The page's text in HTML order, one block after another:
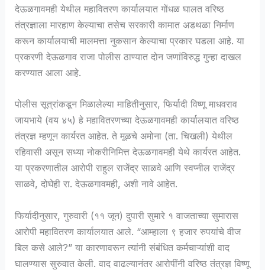
देऊळगावमही येथील महावितरण कार्यालयात गोंधळ घालत वरिष्ठ
तंत्रज्ञाला मारहाण केल्याचा तसेच सरकारी कामात अडथळा निर्माण
करून कार्यालयाची मालमत्ता नुकसान केल्याचा प्रकार घडला आहे. या
प्रकरणी देऊळगाव राजा पोलीस ठाण्यात दोन जणांविरुद्ध गुन्हा दाखल
करण्यात आला आहे.
पोलीस सूत्रांकडून मिळालेल्या माहितीनुसार, फिर्यादी विष्णू माधवराव
जायभाये (वय ४५) हे महावितरणच्या देऊळगावमही कार्यालयात वरिष्ठ
तंत्रज्ञ म्हणून कार्यरत आहेत. ते मूळचे अमोना (ता. चिखली) येथील
रहिवासी असून सध्या नोकरीनिमित्त देऊळगावमही येथे कार्यरत आहेत.
या प्रकरणातील आरोपी राहुल राजेंद्र साळवे आणि स्वप्नील राजेंद्र
साळवे, दोघेही रा. देऊळगावमही, अशी नावे आहेत.
फिर्यादीनुसार, गुरुवारी (११ जून) दुपारी सुमारे १ वाजताच्या सुमारास
आरोपी महावितरण कार्यालयात आले. “आम्हाला ९ हजार रुपयांचे वीज
बिल कसे आले?” या कारणावरून त्यांनी संबंधित कर्मचाऱ्यांशी वाद
घालण्यास सुरुवात केली. वाद वाढल्यानंतर आरोपींनी वरिष्ठ तंत्रज्ञ विष्णू